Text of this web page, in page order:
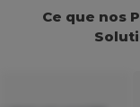
Ce que nos